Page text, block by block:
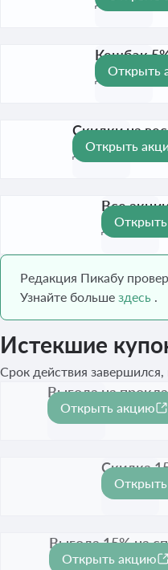
Кешбэк
До 1 сент.
Открыть
Скидки на
До 1 сент. 2026
Открыть
Все
До 1 сент.
Редакция Пикабу
Узнайте больше здесь .
Истекшие
Срок действия
-25%
Выгода на
Срок акции истёк
Открыть акцию
-15%
Скидка
Срок
-15%
Выгода 15% на
Срок акции истёк
Открыть акцию